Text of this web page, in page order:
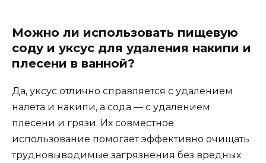
Можно ли использовать пищевую
соду и уксус для удаления накипи и
плесени в ванной?
Да, уксус отлично справляется с удалением
налета и накипи, а сода — с удалением
плесени и грязи. Их совместное
использование помогает эффективно очищать
трудновыводимые загрязнения без вредных